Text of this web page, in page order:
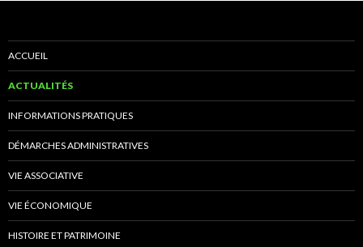
ACCUEIL
ACTUALITÉS
INFORMATIONS PRATIQUES
DÉMARCHES ADMINISTRATIVES
VIE ASSOCIATIVE
VIE ÉCONOMIQUE
HISTOIRE ET PATRIMOINE